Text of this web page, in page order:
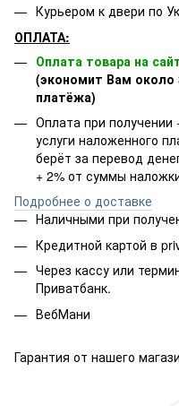
Курьером к двери по
ОПЛАТА:
Оплата товара на
(экономит Вам около
платёжа)
Оплата при получении
услуги наложенного
берёт за перевод
+ 2% от суммы
Подробнее о доставке
Наличными при
Кредитной картой в
Через кассу или
Приватбанк.
ВебМани
Гарантия от нашего